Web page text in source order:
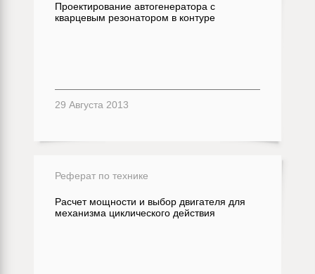
Проектирование автогенератора с
кварцевым резонатором в контуре
29 Августа 2013
Реферат по технике
Расчет мощности и выбор двигателя для
механизма циклического действия